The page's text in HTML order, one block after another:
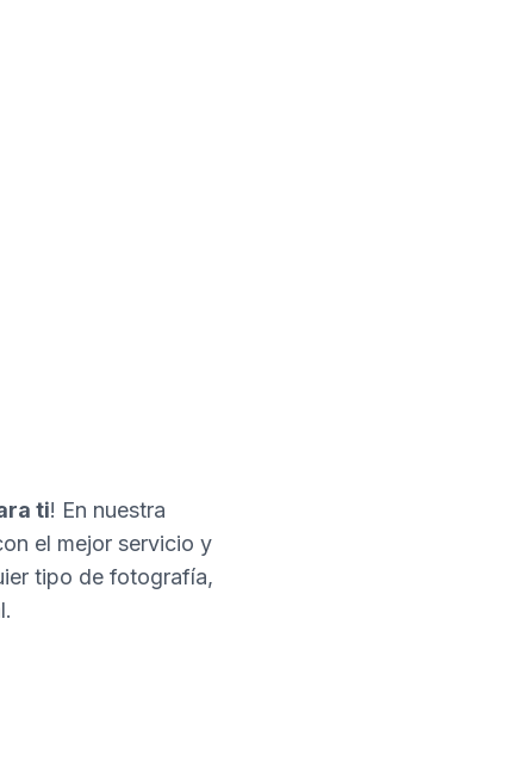
ti! En nuestra
el mejor servicio y
tipo de fotografía,